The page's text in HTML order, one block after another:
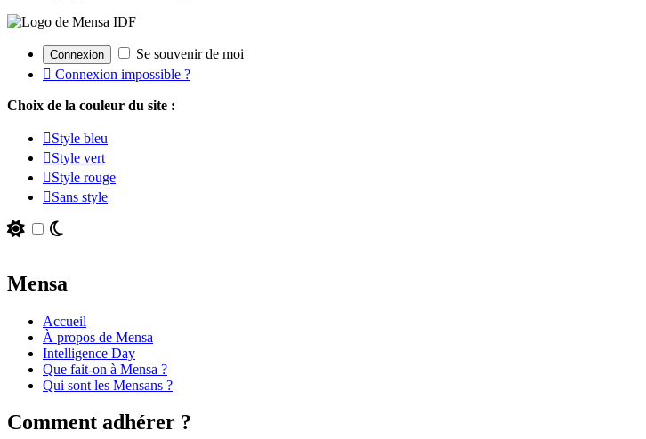
Se souvenir de moi
Connexion impossible ?
Choix de la couleur du site :
Style bleu
Style vert
Style rouge
Sans style
Mensa
Accueil
À propos de Mensa
Intelligence Day
Que fait-on à Mensa ?
Qui sont les Mensans ?
Comment adhérer ?